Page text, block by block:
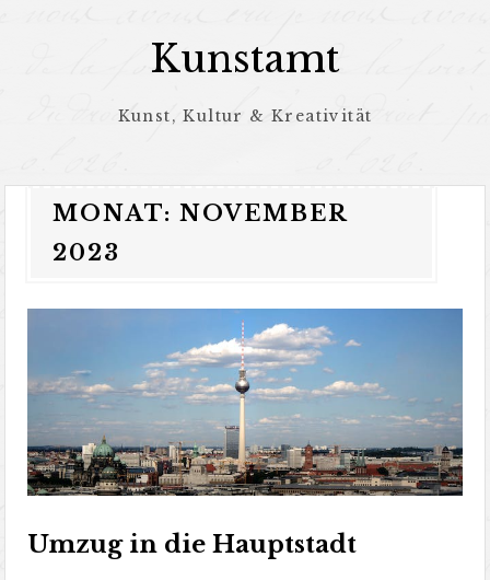
Kunstamt
Kunst, Kultur & Kreativität
MONAT:NOVEMBER
2023
Umzug in die Hauptstadt